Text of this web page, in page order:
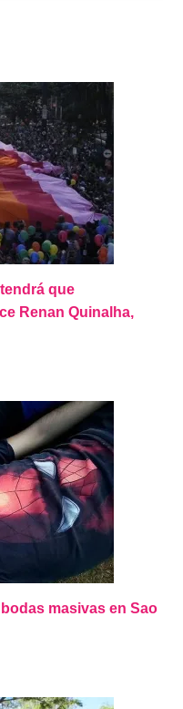
que
Renan Quinalha,
masivas en Sao